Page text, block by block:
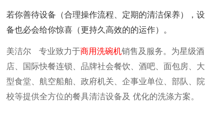
若你善待设备（合理操作流程、定期的清洁保养），设
备也必会给你惊喜（更持久高效的的运作）。
美洁尔 专业致力于商用洗碗机销售及服务。为星级酒
店、国际快餐连锁、品牌社会餐饮、酒吧、面包房、大
型食堂、航空船舶、政府机关、企事业单位、部队、院
校等提供全方位的餐具清洁设备及 优化的洗涤方案。